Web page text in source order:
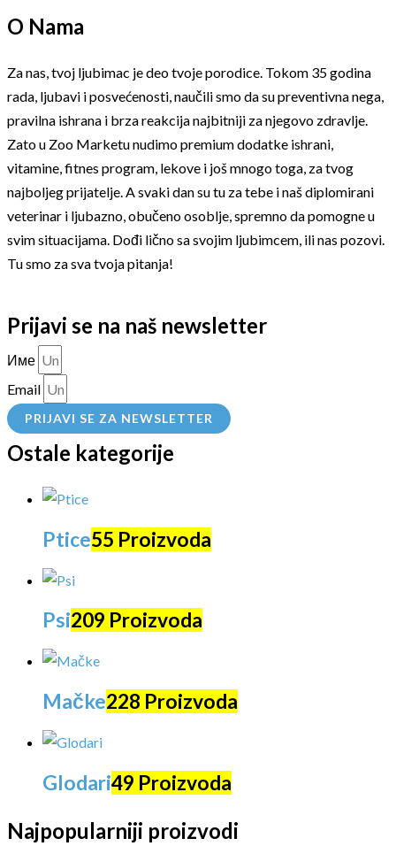
O Nama
Za nas, tvoj ljubimac je deo tvoje porodice. Tokom 35 godina
rada, ljubavi i posvećenosti, naučili smo da su preventivna nega,
pravilna ishrana i brza reakcija najbitniji za njegovo zdravlje.
Zato u Zoo Marketu nudimo premium dodatke ishrani,
vitamine, fitnes program, lekove i još mnogo toga, za tvog
najboljeg prijatelje. A svaki dan su tu za tebe i naš diplomirani
veterinar i ljubazno, obučeno osoblje, spremno da pomogne u
svim situacijama. Dođi lično sa svojim ljubimcem, ili nas pozovi.
Tu smo za sva tvoja pitanja!
Prijavi se na naš newsletter
Име
Email
PRIJAVI SE ZA NEWSLETTER
Ostale kategorije
Ptice55 Proizvoda
Psi209 Proizvoda
Mačke228 Proizvoda
Glodari49 Proizvoda
Najpopularniji proizvodi